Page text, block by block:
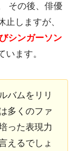
その後、俳優
しますが、
シンガーソン
います。
バムをリリ
多くのファ
った表現力
えるでしょ